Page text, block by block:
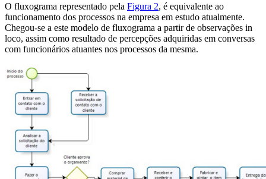
O fluxograma representado pela Figura 2, é equivalente ao
funcionamento dos processos na empresa em estudo atualmente.
Chegou-se a este modelo de fluxograma a partir de observações in
loco, assim como resultado de percepções adquiridas em conversas
com funcionários atuantes nos processos da mesma.